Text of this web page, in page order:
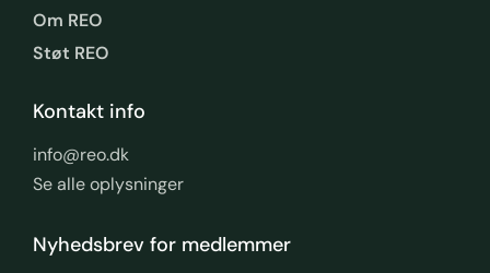
Om REO
Støt REO
Kontakt info
info@reo.dk
Se alle oplysninger
Nyhedsbrev for medlemmer